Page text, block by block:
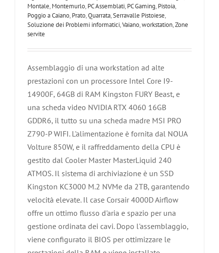
Montale, Montemurlo, PC Assemblati, PC Gaming, Pistoia,
Poggio a Caiano, Prato,Quarrata,Serravalle Pistoiese,
Soluzione dei Problemi informatici,Vaiano,workstation,Zone
servite
Assemblaggio di una workstation ad alte
prestazioni con un processore Intel Core I9-
14900F, 64GB di RAM Kingston FURY Beast, e
una scheda video NVIDIA RTX 4060 16GB
GDDR6, il tutto su una scheda madre MSI PRO
Z790-P WIFI. L'alimentazione è fornita dal NOUA
Volture 850W, e il raffreddamento della CPU è
gestito dal Cooler Master MasterLiquid 240
ATMOS. Il sistema di archiviazione è un SSD
Kingston KC3000 M.2 NVMe da 2TB, garantendo
velocità elevate. Il case Corsair 4000D Airflow
offre un ottimo flusso d'aria e spazio per una
gestione ordinata dei cavi. Dopo l'assemblaggio,
viene configurato il BIOS per ottimizzare le